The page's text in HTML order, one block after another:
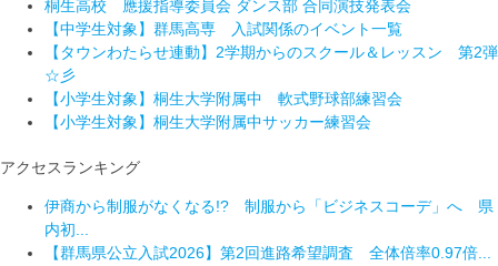
桐生高校 應援指導委員会 ダンス部 合同演技発表会
【中学生対象】群馬高専 入試関係のイベント一覧
【タウンわたらせ連動】2学期からのスクール＆レッスン 第2弾
☆彡
【小学生対象】桐生大学附属中 軟式野球部練習会
【小学生対象】桐生大学附属中サッカー練習会
アクセスランキング
伊商から制服がなくなる!? 制服から「ビジネスコーデ」へ 県
内初...
【群馬県公立入試2026】第2回進路希望調査 全体倍率0.97倍...